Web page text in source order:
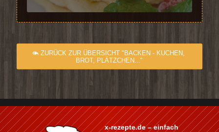
ZURÜCK ZUR ÜBERSICHT "BACKEN - KUCHEN,
BROT, PLÄTZCHEN..."
x-rezepte.de – einfach